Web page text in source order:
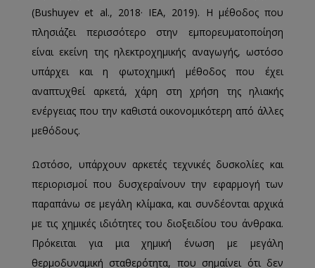
(Bushuyev et al., 2018· IEA, 2019). Η μέθοδος που
πλησιάζει περισσότερο στην εμπορευματοποίηση
είναι εκείνη της ηλεκτροχημικής αναγωγής, ωστόσο
υπάρχει και η φωτοχημική μέθοδος που έχει
αναπτυχθεί αρκετά, χάρη στη χρήση της ηλιακής
ενέργειας που την καθιστά οικονομικότερη από άλλες
μεθόδους.
Ωστόσο, υπάρχουν αρκετές τεχνικές δυσκολίες και
περιορισμοί που δυσχεραίνουν την εφαρμογή των
παραπάνω σε μεγάλη κλίμακα, και συνδέονται αρχικά
με τις χημικές ιδιότητες του διοξειδίου του άνθρακα.
Πρόκειται για μια χημική ένωση με μεγάλη
θερμοδυναμική σταθερότητα, που σημαίνει ότι δεν